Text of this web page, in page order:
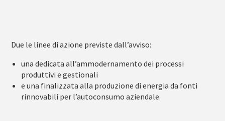
Due le linee di azione previste dall’avviso:
una dedicata all’ammodernamento dei processi
produttivi e gestionali
e una finalizzata alla produzione di energia da fonti
rinnovabili per l’autoconsumo aziendale.